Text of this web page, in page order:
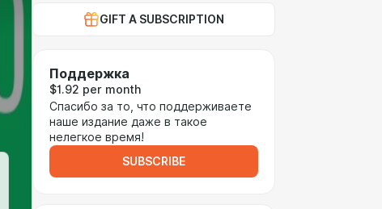
GIFT A SUBSCRIPTION
Поддержка
$1.92 per month
Спасибо за то, что поддерживаете
наше издание даже в такое
нелегкое время!
SUBSCRIBE